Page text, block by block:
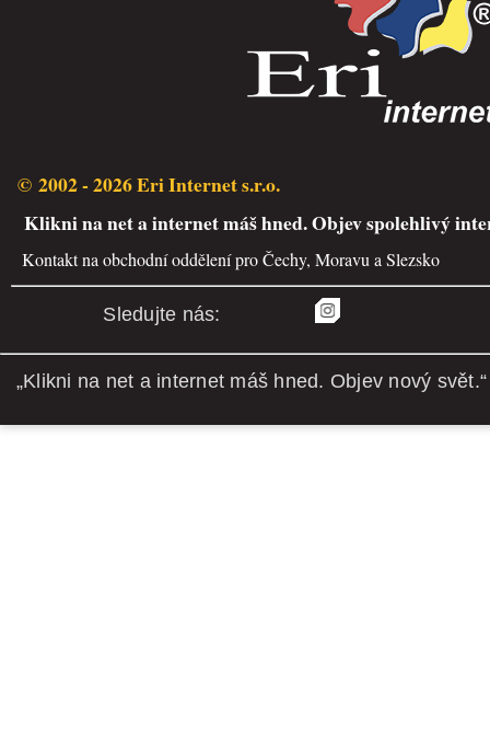
© 2002 - 2026 Eri Internet s.r.o.
Klikni na net a internet máš hned. Objev spolehlivý
Kontakt na obchodní oddělení pro Čechy, Moravu a Slezsko
Sledujte nás:
„Klikni na net a internet máš hned. Objev nový svět.“